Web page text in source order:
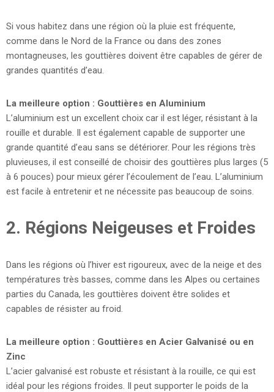
Si vous habitez dans une région où la pluie est fréquente,
comme dans le Nord de la France ou dans des zones
montagneuses, les gouttières doivent être capables de gérer de
grandes quantités d’eau.
La meilleure option : Gouttières en Aluminium
L’aluminium est un excellent choix car il est léger, résistant à la
rouille et durable. Il est également capable de supporter une
grande quantité d’eau sans se détériorer. Pour les régions très
pluvieuses, il est conseillé de choisir des gouttières plus larges (5
à 6 pouces) pour mieux gérer l’écoulement de l’eau. L’aluminium
est facile à entretenir et ne nécessite pas beaucoup de soins.
2. Régions Neigeuses et Froides
Dans les régions où l’hiver est rigoureux, avec de la neige et des
températures très basses, comme dans les Alpes ou certaines
parties du Canada, les gouttières doivent être solides et
capables de résister au froid.
La meilleure option : Gouttières en Acier Galvanisé ou en
Zinc
L’acier galvanisé est robuste et résistant à la rouille, ce qui est
idéal pour les régions froides. Il peut supporter le poids de la